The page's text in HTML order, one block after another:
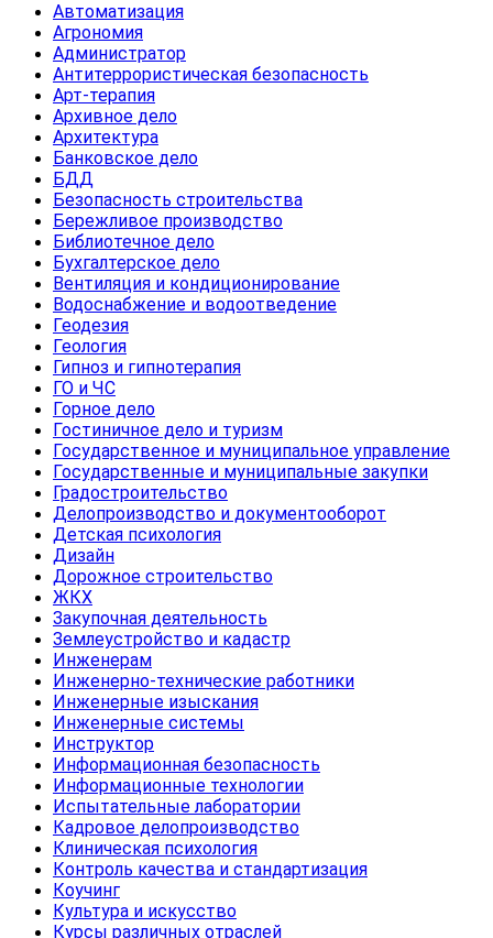
Автоматизация
Агрономия
Администратор
Антитеррористическая безопасность
Арт-терапия
Архивное дело
Архитектура
Банковское дело
БДД
Безопасность строительства
Бережливое производство
Библиотечное дело
Бухгалтерское дело
Вентиляция и кондиционирование
Водоснабжение и водоотведение
Геодезия
Геология
Гипноз и гипнотерапия
ГО и ЧС
Горное дело
Гостиничное дело и туризм
Государственное и муниципальное управление
Государственные и муниципальные закупки
Градостроительство
Делопроизводство и документооборот
Детская психология
Дизайн
Дорожное строительство
ЖКХ
Закупочная деятельность
Землеустройство и кадастр
Инженерам
Инженерно-технические работники
Инженерные изыскания
Инженерные системы
Инструктор
Информационная безопасность
Информационные технологии
Испытательные лаборатории
Кадровое делопроизводство
Клиническая психология
Контроль качества и стандартизация
Коучинг
Культура и искусство
Курсы различных отраслей